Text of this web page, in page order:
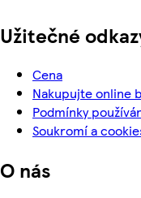
Užitečné
Cena
Nakupujte online
Podmínky
Soukromí a
O nás